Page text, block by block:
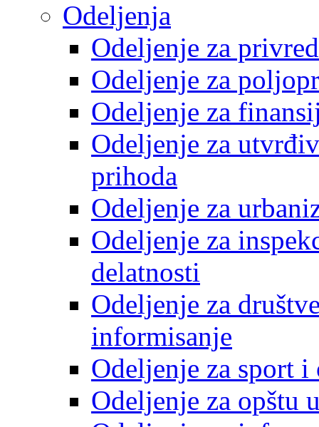
Odeljenja
Odeljenje za
Odeljenje za
Odeljenje za
Odeljenje za
prihoda
Odeljenje za
Odeljenje za
delatnosti
Odeljenje za
informisanje
Odeljenje za sport
Odeljenje za opštu